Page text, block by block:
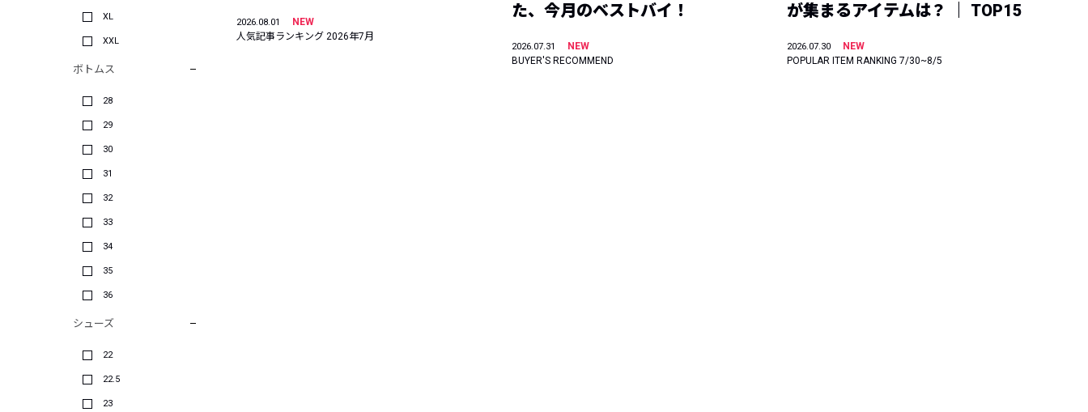
XL
XXL
ボトムス
28
29
30
31
32
33
34
35
36
シューズ
22
22.5
23
2026.08.01
NEW
人気記事ランキング 2026年7月
た、今月のベストバイ！
2026.07.31
NEW
BUYER'S RECOMMEND
が集まるアイテムは？ ｜ TOP15
2026.07.30
NEW
POPULAR ITEM RANKING 7/30~8/5